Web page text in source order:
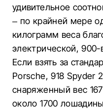
удивительное
– по крайней мере
килограмм веса
электрической, 900-
Если взять за
Porsche, 918 Spyder
снаряженный вес
около 1700